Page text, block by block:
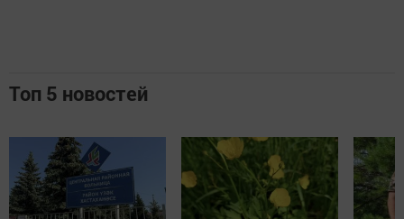
Топ 5 новостей